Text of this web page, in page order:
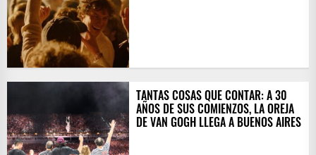
TANTAS COSAS QUE CONTAR: A 30
AÑOS DE SUS COMIENZOS, LA OREJA
DE VAN GOGH LLEGA A BUENOS AIRES